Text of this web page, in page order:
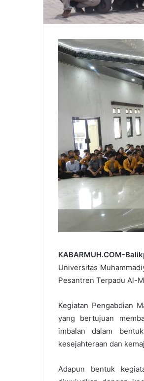
KABARMUH.COM-
Universitas
Pesantren Terpadu Al-
Kegiatan Pengabdian
yang bertujuan
imbalan dalam
kesejahteraan dan
Adapun bentuk